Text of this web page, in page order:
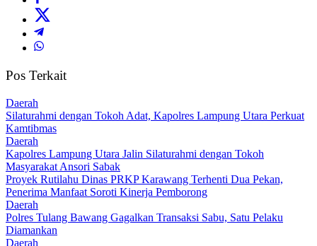
Pos Terkait
Daerah
Silaturahmi dengan Tokoh Adat, Kapolres Lampung Utara Perkuat
Kamtibmas
Daerah
Kapolres Lampung Utara Jalin Silaturahmi dengan Tokoh
Masyarakat Ansori Sabak
Proyek Rutilahu Dinas PRKP Karawang Terhenti Dua Pekan,
Penerima Manfaat Soroti Kinerja Pemborong
Daerah
Polres Tulang Bawang Gagalkan Transaksi Sabu, Satu Pelaku
Diamankan
Daerah